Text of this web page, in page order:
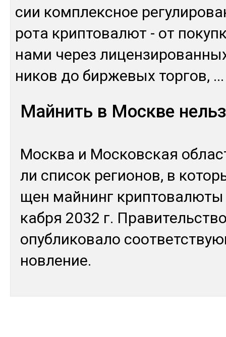
сии ком­плексное
рота крип­то­валют - от
нами че­рез
ни­ков до бир­же­вых тор­гов, ...
Майнить в Москве
Мос­ква и Мос­ков­ская
ли спи­сок ре­гио­нов, в
щен май­нинг
каб­ря 2032 г.
опуб­ли­кова­ло
нов­ле­ние.